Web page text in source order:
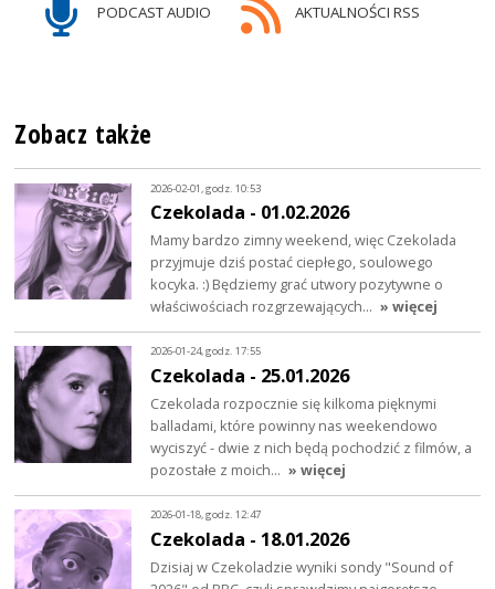
PODCAST AUDIO AKTUALNOŚCI RSS
Zobacz także
2026-02-01, godz. 10:53
Czekolada - 01.02.2026
Mamy bardzo zimny weekend, więc Czekolada
przyjmuje dziś postać ciepłego, soulowego
kocyka. :) Będziemy grać utwory pozytywne o
właściwościach rozgrzewających… » więcej
2026-01-24, godz. 17:55
Czekolada - 25.01.2026
Czekolada rozpocznie się kilkoma pięknymi
balladami, które powinny nas weekendowo
wyciszyć - dwie z nich będą pochodzić z filmów, a
pozostałe z moich… » więcej
2026-01-18, godz. 12:47
Czekolada - 18.01.2026
Dzisiaj w Czekoladzie wyniki sondy "Sound of